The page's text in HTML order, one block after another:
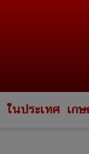
ในประเทศ เก